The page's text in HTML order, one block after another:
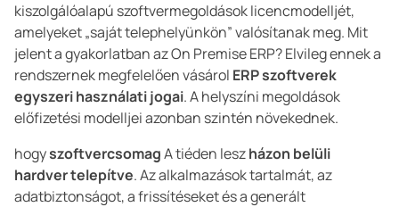
kiszolgálóalapú szoftvermegoldások licencmodelljét,
amelyeket „saját telephelyünkön” valósítanak meg. Mit
jelent a gyakorlatban az On Premise ERP? Elvileg ennek a
rendszernek megfelelően vásárol ERP szoftverek
egyszeri használati jogai. A helyszíni megoldások
előfizetési modelljei azonban szintén növekednek.
hogyszoftvercsomagA tiéden leszházon belüli
hardver telepítve. Az alkalmazások tartalmát, az
adatbiztonságot, a frissítéseket és a generált